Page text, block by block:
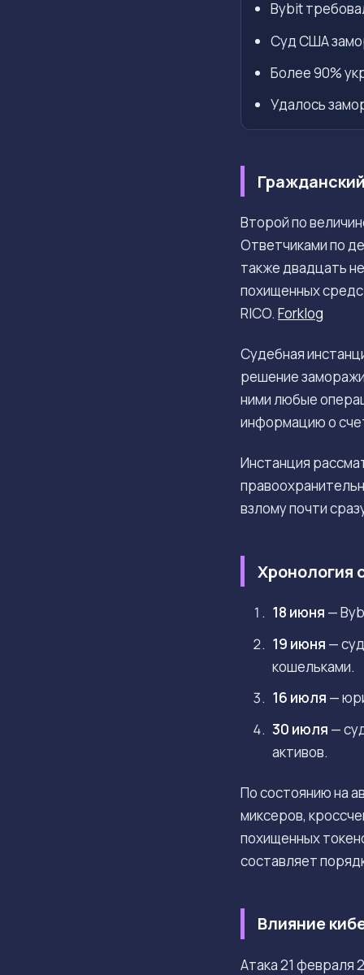
Bybit
Суд США
Более 90%
Удалось
Второй по
Ответчиками по
также двадцать
похищенных
RICO. Forklog
Судебная
решение
ними любые
информацию о
Инстанция
взлому почти
Хронология
18 июня —
19 июня —
кошельками.
16 июля —
30 июля —
активов.
По состоянию на
миксеров,
похищенных
составляет
Влияние
Атака 21 февраля